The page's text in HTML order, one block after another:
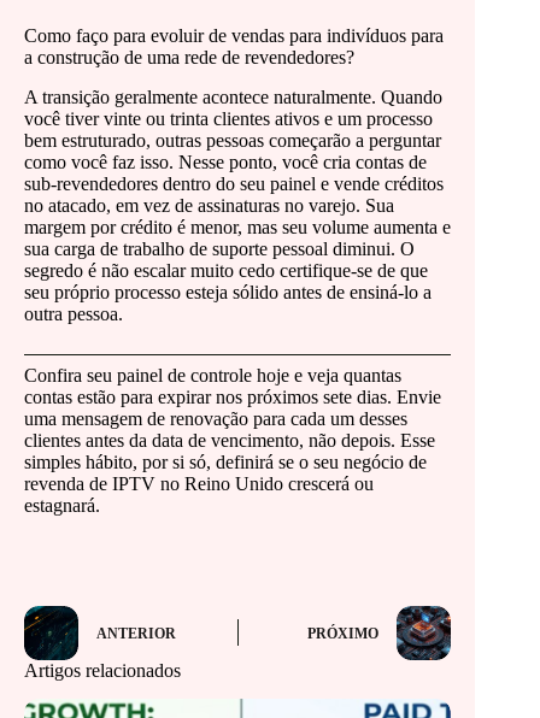
Como faço para evoluir de vendas para indivíduos para
a construção de uma rede de revendedores?
A transição geralmente acontece naturalmente. Quando
você tiver vinte ou trinta clientes ativos e um processo
bem estruturado, outras pessoas começarão a perguntar
como você faz isso. Nesse ponto, você cria contas de
sub-revendedores dentro do seu painel e vende créditos
no atacado, em vez de assinaturas no varejo. Sua
margem por crédito é menor, mas seu volume aumenta e
sua carga de trabalho de suporte pessoal diminui. O
segredo é não escalar muito cedo certifique-se de que
seu próprio processo esteja sólido antes de ensiná-lo a
outra pessoa.
Confira seu painel de controle hoje e veja quantas
contas estão para expirar nos próximos sete dias. Envie
uma mensagem de renovação para cada um desses
clientes antes da data de vencimento, não depois. Esse
simples hábito, por si só, definirá se o seu negócio de
revenda de IPTV no Reino Unido crescerá ou
estagnará.
ANTERIOR PRÓXIMO
Artigos relacionados